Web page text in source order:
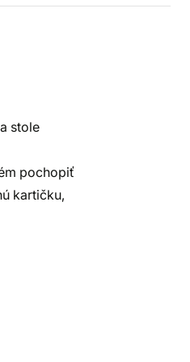
stole
pochopiť
kartičku,